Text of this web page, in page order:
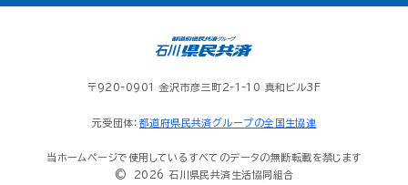
〒920-0901 金沢市彦三町2-1-10 真和ビル3F
元受団体： 都道府県民共済グループの全国生協連
当ホームページで使用しているすべてのデータの無断転載を禁じます
© 2026 石川県民共済生活協同組合